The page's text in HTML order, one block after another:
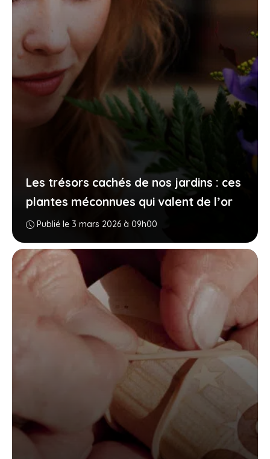
Les trésors cachés de nos jardins : ces
plantes méconnues qui valent de l’or
Publié le 3 mars 2026 à 09h00